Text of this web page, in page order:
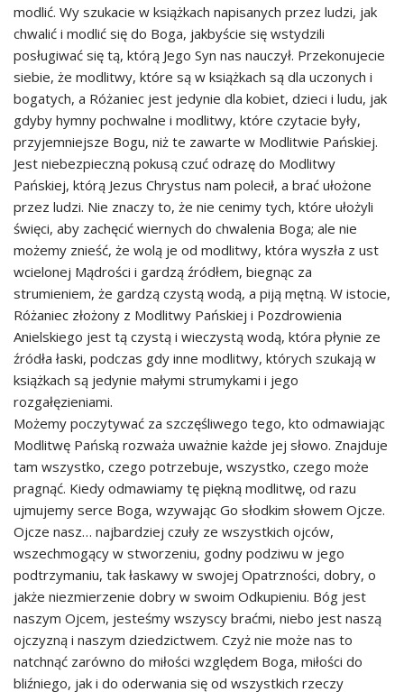
modlić. Wy szukacie w książkach napisanych przez ludzi, jak
chwalić i modlić się do Boga, jakbyście się wstydzili
posługiwać się tą, którą Jego Syn nas nauczył. Przekonujecie
siebie, że modlitwy, które są w książkach są dla uczonych i
bogatych, a Różaniec jest jedynie dla kobiet, dzieci i ludu, jak
gdyby hymny pochwalne i modlitwy, które czytacie były,
przyjemniejsze Bogu, niż te zawarte w Modlitwie Pańskiej.
Jest niebezpieczną pokusą czuć odrazę do Modlitwy
Pańskiej, którą Jezus Chrystus nam polecił, a brać ułożone
przez ludzi. Nie znaczy to, że nie cenimy tych, które ułożyli
święci, aby zachęcić wiernych do chwalenia Boga; ale nie
możemy znieść, że wolą je od modlitwy, która wyszła z ust
wcielonej Mądrości i gardzą źródłem, biegnąc za
strumieniem, że gardzą czystą wodą, a piją mętną. W istocie,
Różaniec złożony z Modlitwy Pańskiej i Pozdrowienia
Anielskiego jest tą czystą i wieczystą wodą, która płynie ze
źródła łaski, podczas gdy inne modlitwy, których szukają w
książkach są jedynie małymi strumykami i jego
rozgałęzieniami.
Możemy poczytywać za szczęśliwego tego, kto odmawiając
Modlitwę Pańską rozważa uważnie każde jej słowo. Znajduje
tam wszystko, czego potrzebuje, wszystko, czego może
pragnąć. Kiedy odmawiamy tę piękną modlitwę, od razu
ujmujemy serce Boga, wzywając Go słodkim słowem Ojcze.
Ojcze nasz… najbardziej czuły ze wszystkich ojców,
wszechmogący w stworzeniu, godny podziwu w jego
podtrzymaniu, tak łaskawy w swojej Opatrzności, dobry, o
jakże niezmierzenie dobry w swoim Odkupieniu. Bóg jest
naszym Ojcem, jesteśmy wszyscy braćmi, niebo jest naszą
ojczyzną i naszym dziedzictwem. Czyż nie może nas to
natchnąć zarówno do miłości względem Boga, miłości do
bliźniego, jak i do oderwania się od wszystkich rzeczy